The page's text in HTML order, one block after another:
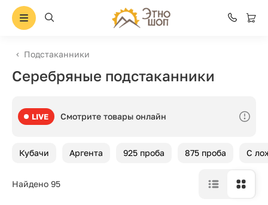
Подстаканники
Серебряные подстаканники
LIVE Смотрите товары онлайн
Найдено 95
Кубачи Аргента 925 проба 875 проба С